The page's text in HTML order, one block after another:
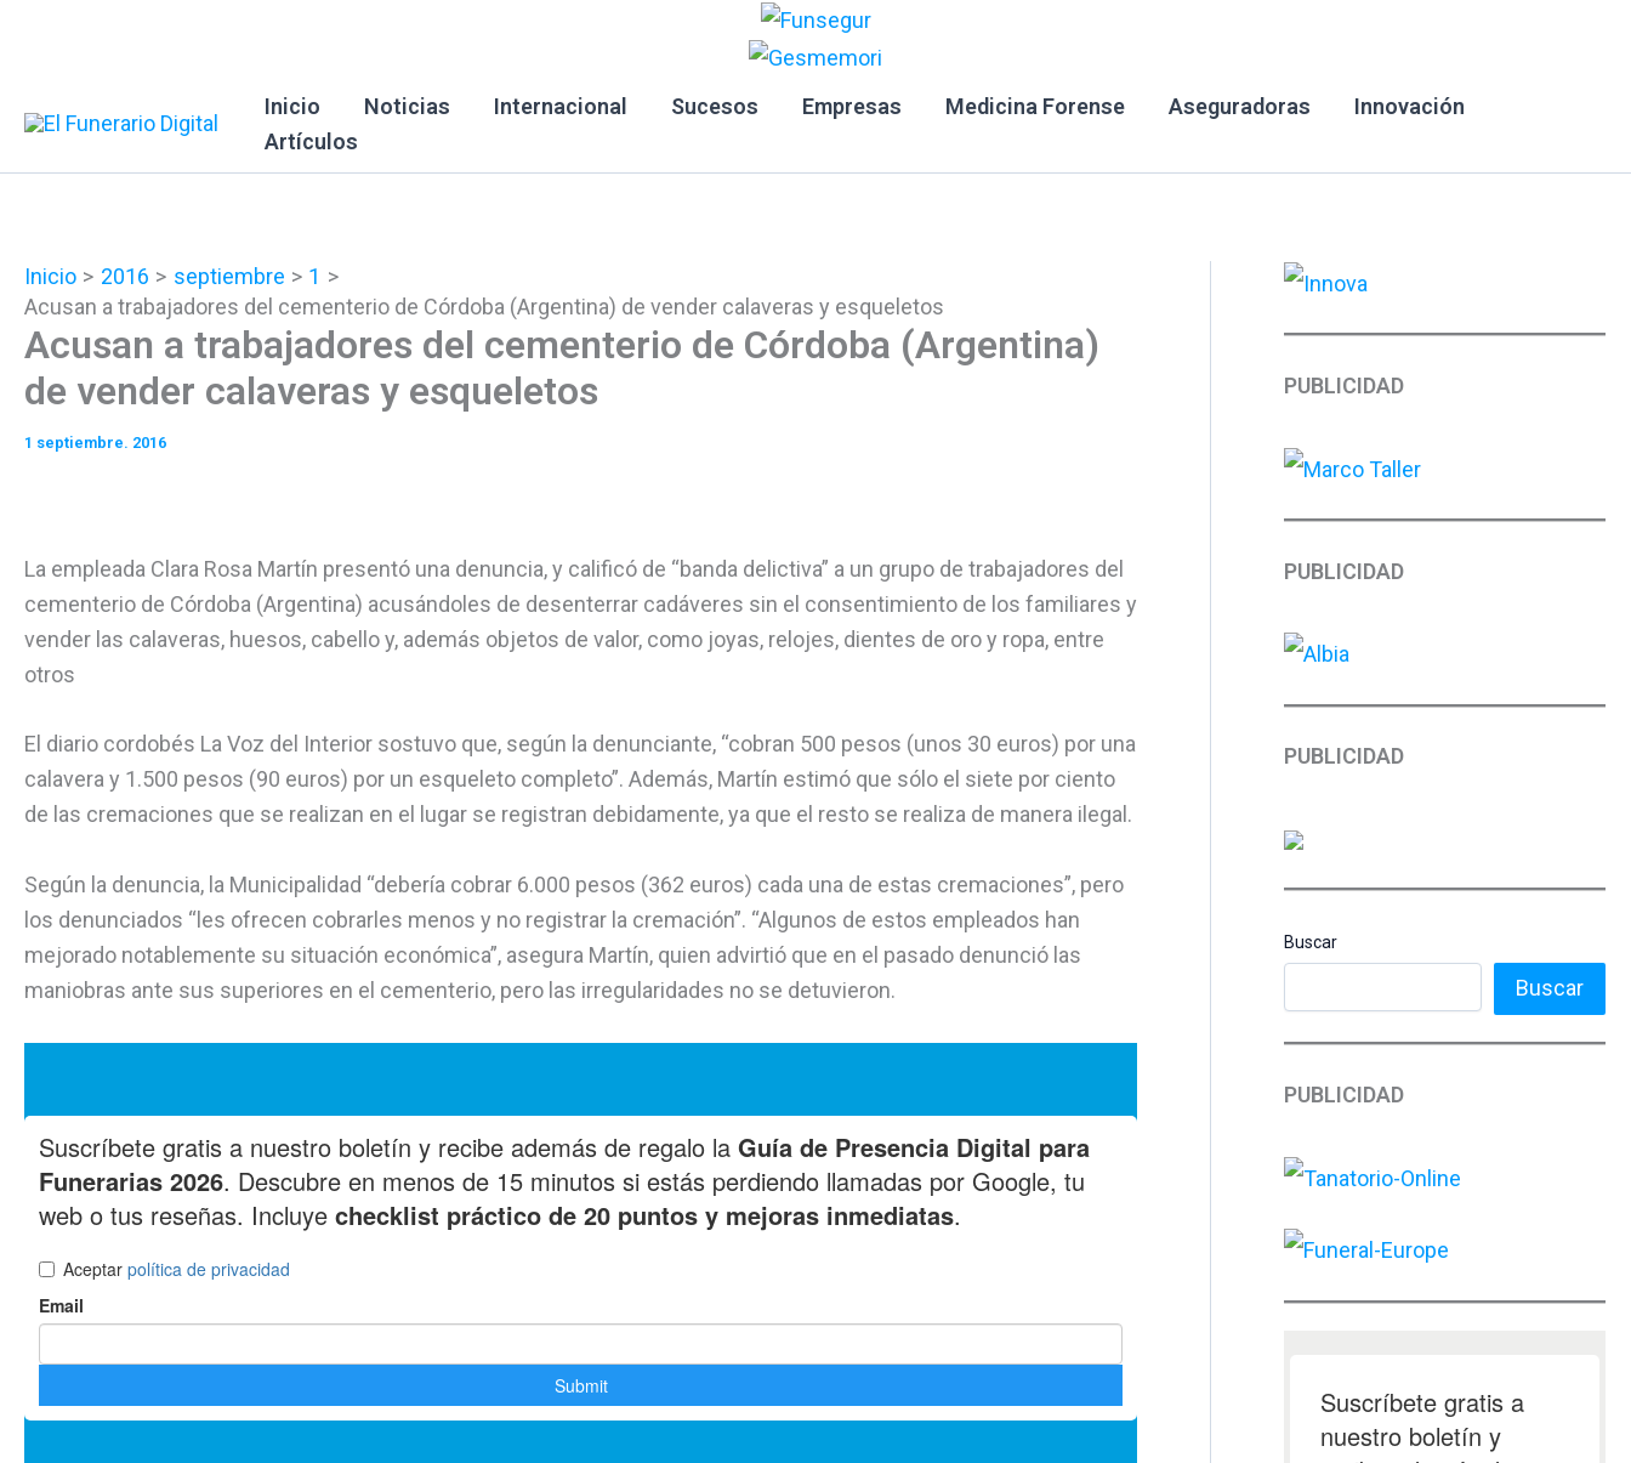
Inicio Noticias Internacional Sucesos Empresas Medicina Forense Aseguradoras
Innovación
Artículos
Inicio 2016 septiembre
1
Acusan a trabajadores del cementerio de Córdoba (Argentina) de vender calaveras y esqueletos
Acusan a trabajadores del cementerio de Córdoba (Argentina)
de vender calaveras y esqueletos
1 septiembre. 2016
La empleada Clara Rosa Martín presentó una denuncia, y calificó de “banda delictiva” a un grupo de trabajadores del
cementerio de Córdoba (Argentina) acusándoles de desenterrar cadáveres sin el consentimiento de los familiares y
vender las calaveras, huesos, cabello y, además objetos de valor, como joyas, relojes, dientes de oro y ropa, entre
otros
El diario cordobés La Voz del Interior sostuvo que, según la denunciante, “cobran 500 pesos (unos 30 euros) por una
calavera y 1.500 pesos (90 euros) por un esqueleto completo”. Además, Martín estimó que sólo el siete por ciento
de las cremaciones que se realizan en el lugar se registran debidamente, ya que el resto se realiza de manera ilegal.
Según la denuncia, la Municipalidad “debería cobrar 6.000 pesos (362 euros) cada una de estas cremaciones”, pero
los denunciados “les ofrecen cobrarles menos y no registrar la cremación”. “Algunos de estos empleados han
mejorado notablemente su situación económica”, asegura Martín, quien advirtió que en el pasado denunció las
maniobras ante sus superiores en el cementerio, pero las irregularidades no se detuvieron.
PUBLICIDAD
PUBLICIDAD
PUBLICIDAD
Buscar
Buscar
PUBLICIDAD